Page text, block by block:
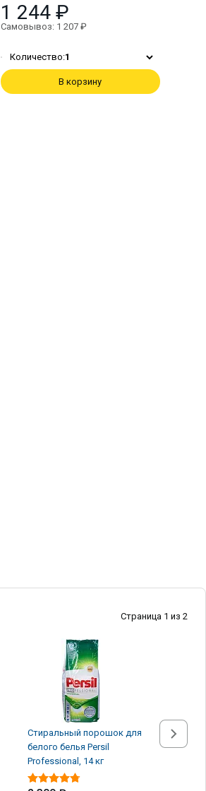
1 244 ₽
Самовывоз: 1 207 ₽
Количество:1
В корзину
Страница 1 из 2
Стиральный порошок для
белого белья Persil
Professional, 14 кг
белого